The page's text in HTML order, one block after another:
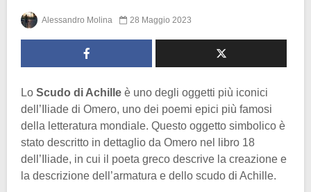
Alessandro Molina 28 Maggio 2023
Lo Scudo di Achille è uno degli oggetti più iconici
dell’Iliade di Omero, uno dei poemi epici più famosi
della letteratura mondiale. Questo oggetto simbolico è
stato descritto in dettaglio da Omero nel libro 18
dell’Iliade, in cui il poeta greco descrive la creazione e
la descrizione dell’armatura e dello scudo di Achille.